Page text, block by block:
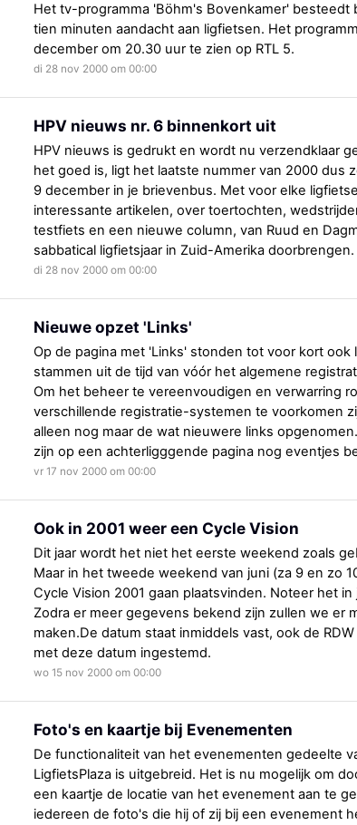
Het tv-programma 'Böhm's Bovenkamer' besteedt
tien minuten aandacht aan ligfietsen. Het
december om 20.30 uur te zien op RTL 5.
di 28 nov 2000 om 00:00
HPV nieuws nr. 6 binnenkort uit
HPV nieuws is gedrukt en wordt nu verzendklaar
het goed is, ligt het laatste nummer van 2000 dus
9 december in je brievenbus. Met voor elke
interessante artikelen, over toertochten,
testfiets en een nieuwe column, van Ruud en
sabbatical ligfietsjaar in Zuid-Amerika doorbrengen.
di 28 nov 2000 om 00:00
Nieuwe opzet 'Links'
Op de pagina met 'Links' stonden tot voor kort ook
stammen uit de tijd van vóór het algemene
Om het beheer te vereenvoudigen en verwarring
verschillende registratie-systemen te voorkomen
alleen nog maar de wat nieuwere links
zijn op een achterligggende pagina nog eventjes
vr 17 nov 2000 om 00:00
Ook in 2001 weer een Cycle Vision
Dit jaar wordt het niet het eerste weekend zoals
Maar in het tweede weekend van juni (za 9 en zo
Cycle Vision 2001 gaan plaatsvinden. Noteer het in
Zodra er meer gegevens bekend zijn zullen we er
maken.De datum staat inmiddels vast, ook de
met deze datum ingestemd.
wo 15 nov 2000 om 00:00
Foto's en kaartje bij Evenementen
De functionaliteit van het evenementen gedeelte
LigfietsPlaza is uitgebreid. Het is nu mogelijk om
een kaartje de locatie van het evenement aan te
iedereen de foto's die hij of zij bij een evenement